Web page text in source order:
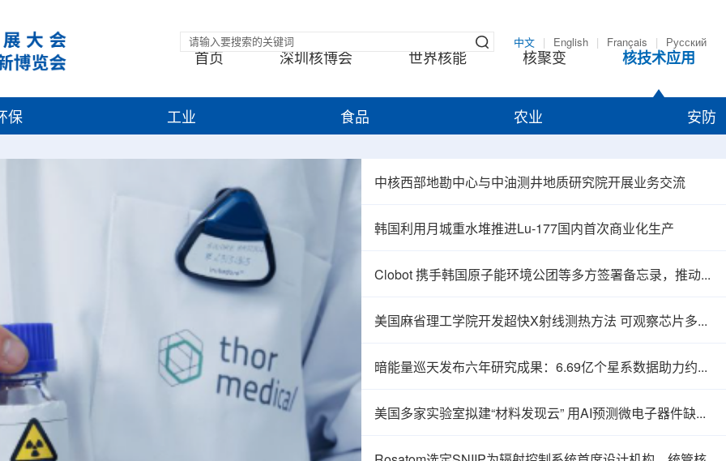
中文 English Français Русский
首页 深圳核博会 世界核能 核聚变 核技术应用
保 工业 食品 农业 安防
中核西部地勘中心与中油测井地质研究院开展业务交流
韩国利用月城重水堆推进Lu-177国内首次商业化生产
Clobot 携手韩国原子能环境公团等多方签署备忘录，推动放射性废物安全管理多机型机器人示范
美国麻省理工学院开发超快X射线测热方法 可观察芯片多层结构热传递
暗能量巡天发布六年研究成果：6.69亿个星系数据助力约束宇宙加速膨胀
美国多家实验室拟建“材料发现云” 用AI预测微电子器件缺陷影响